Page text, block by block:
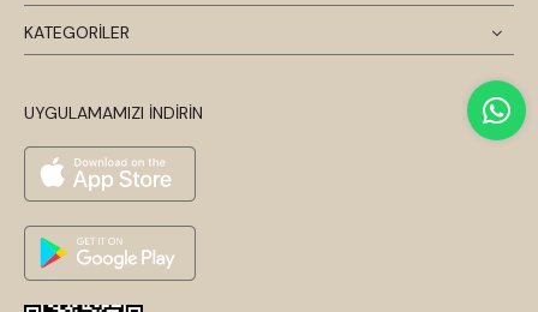
KATEGORİLER
UYGULAMAMIZI İNDİRİN